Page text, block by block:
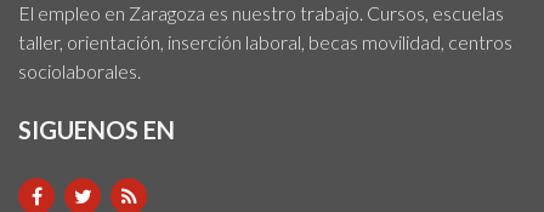
El empleo en Zaragoza es nuestro trabajo. Cursos, escuelas
taller, orientación, inserción laboral, becas movilidad, centros
sociolaborales.
SIGUENOS EN